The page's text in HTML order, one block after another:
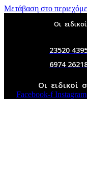
Μετάβαση στο
Οι
23520
6974
Οι ειδικοί
Facebook-f Instagram